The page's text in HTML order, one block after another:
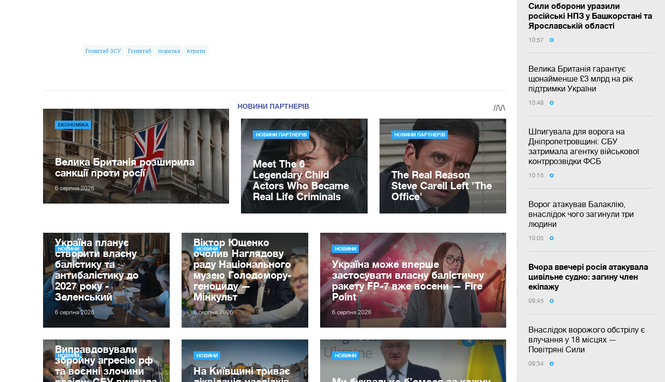
Сили оборони уразили
російські НПЗ у Башкорстані та
Ярославській області
10:57
Велика Британія гарантує
щонайменше £3 млрд на рік
підтримки України
10:48
Шпигувала для ворога на
Дніпропетровщині: СБУ
затримала агентку військової
контррозвідки ФСБ
10:15
Ворог атакував Балаклію,
внаслідок чого загинули три
людини
10:05
Вчора ввечері росія атакувала
цивільне судно: загину член
екіпажу
09:45
Внаслідок ворожого обстрілу є
влучання у 18 місцях —
Повітряні Сили
09:34
Генштаб ЗСУ Генштаб поразка втрати
ЕКОНОМІКА
Велика Британія розширила
санкції проти росії
6 серпня 2026
НОВИНИ
Україна планує
створити власну
балістику та
антибалістику до
2027 року -
Зеленський
6 серпня 2026
НОВИНИ
Віктор Ющенко
очолив Наглядову
раду Національного
музею Голодомору-
геноциду —
Мінкульт
6 серпня 2026
НОВИНИ
Україна може вперше
застосувати власну балістичну
ракету FP-7 вже восени — Fire
Point
6 серпня 2026
НОВИНИ
Виправдовували
збройну агресію рф
та воєнні злочини
НОВИНИ
На Київщині триває
НОВИНИ